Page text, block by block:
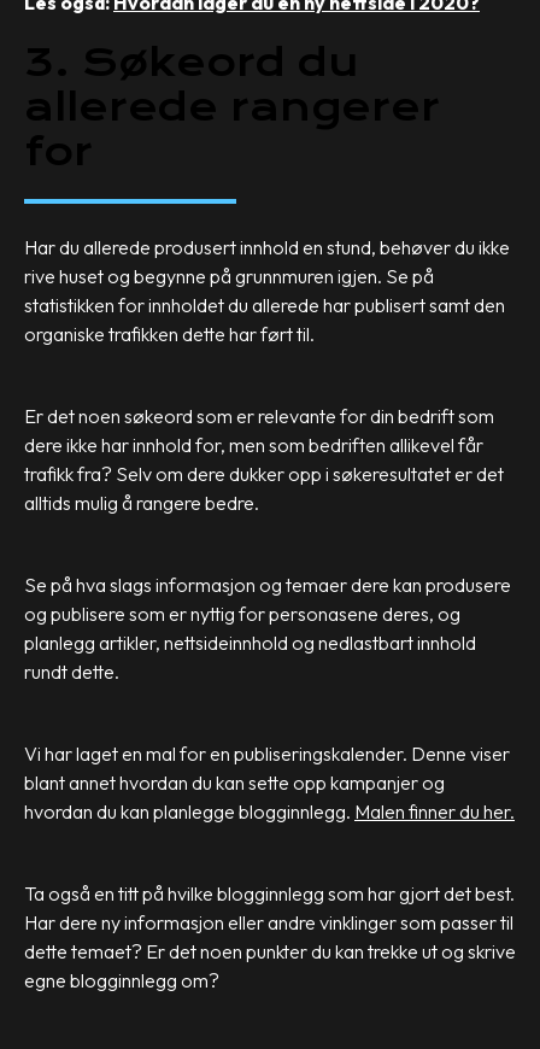
3. Søkeord du
allerede rangerer
for
Har du allerede produsert innhold en stund, behøver du ikke
rive huset og begynne på grunnmuren igjen. Se på
statistikken for innholdet du allerede har publisert samt den
organiske trafikken dette har ført til.
Er det noen søkeord som er relevante for din bedrift som
dere ikke har innhold for, men som bedriften allikevel får
trafikk fra? Selv om dere dukker opp i søkeresultatet er det
alltids mulig å rangere bedre.
Se på hva slags informasjon og temaer dere kan produsere
og publisere som er nyttig for personasene deres, og
planlegg artikler, nettsideinnhold og nedlastbart innhold
rundt dette.
Vi har laget en mal for en publiseringskalender. Denne viser
blant annet hvordan du kan sette opp kampanjer og
hvordan du kan planlegge blogginnlegg. Malen finner du her.
Ta også en titt på hvilke blogginnlegg som har gjort det best.
Har dere ny informasjon eller andre vinklinger som passer til
dette temaet? Er det noen punkter du kan trekke ut og skrive
egne blogginnlegg om?